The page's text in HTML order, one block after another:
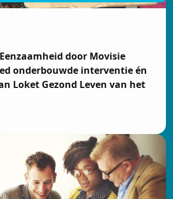
door Movisie
onderbouwde interventie én
Loket Gezond Leven van het